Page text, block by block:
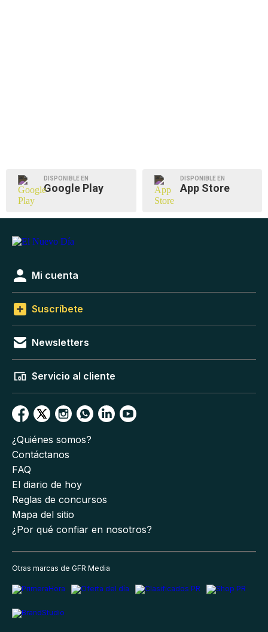
DISPONIBLE EN
Google Play
DISPONIBLE EN
App Store
Mi cuenta
Suscríbete
Newsletters
Servicio al cliente
¿Quiénes somos?
Contáctanos
FAQ
El diario de hoy
Reglas de concursos
Mapa del sitio
¿Por qué confiar en nosotros?
Otras marcas de GFR Media